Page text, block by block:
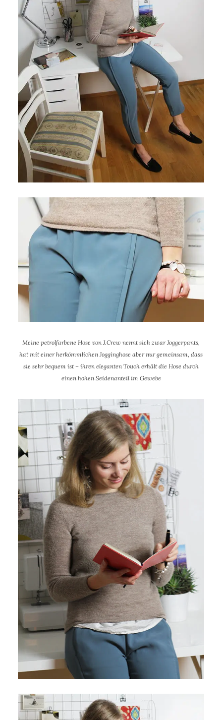
Meine petrolfarbene Hose von J.Crew nennt sich zwar Joggerpants,
hat mit einer herkömmlichen Jogginghose aber nur gemeinsam, dass
sie sehr bequem ist – ihren eleganten Touch erhält die Hose durch
einen hohen Seidenanteil im Gewebe